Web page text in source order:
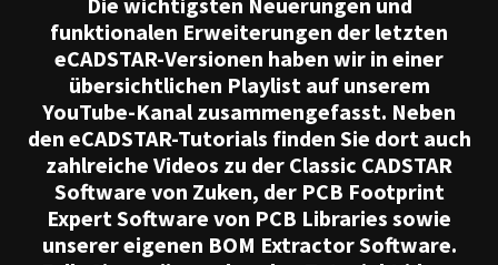
funktionalen Erweiterungen der letzten
eCADSTAR-Versionen haben wir in einer
übersichtlichen Playlist auf unserem
YouTube-Kanal zusammengefasst. Neben
den eCADSTAR-Tutorials finden Sie dort auch
zahlreiche Videos zu der Classic CADSTAR
Software von Zuken, der PCB Footprint
Expert Software von PCB Libraries sowie
unserer eigenen BOM Extractor Software.